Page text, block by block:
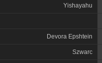
Yishayahu
Devora Epshtein
Szwarc